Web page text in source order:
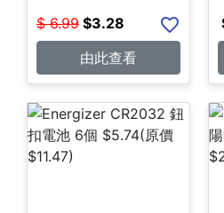
$ 6.99 $3.28
由此查看